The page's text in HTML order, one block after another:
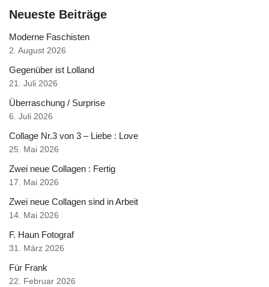
Neueste Beiträge
Moderne Faschisten
2. August 2026
Gegenüber ist Lolland
21. Juli 2026
Überraschung / Surprise
6. Juli 2026
Collage Nr.3 von 3 – Liebe : Love
25. Mai 2026
Zwei neue Collagen : Fertig
17. Mai 2026
Zwei neue Collagen sind in Arbeit
14. Mai 2026
F. Haun Fotograf
31. März 2026
Für Frank
22. Februar 2026